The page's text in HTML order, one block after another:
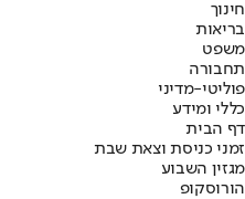
חינוך
בריאות
משפט
תחבורה
פוליטי-מדיני
כללי ומידע
דף הבית
זמני כניסת וצאת שבת
מגזין השבוע
הורוסקופ